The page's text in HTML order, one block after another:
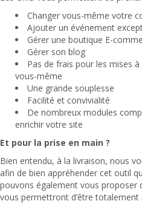
Changer vous-même votre
Ajouter un événement
Gérer une boutique E-
Gérer son blog
Pas de frais pour les mises
vous-même
Une grande souplesse
Facilité et convivialité
De nombreux modules
enrichir votre site
Et pour la prise en main ?
Bien entendu, à la livraison, nous
afin de bien appréhender cet outil
pouvons également vous proposer
vous permettront d’être totalement